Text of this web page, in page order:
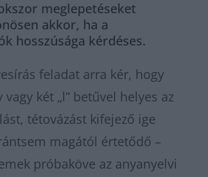
meglepetéseket
akkor, ha a
hosszúsága kérdéses.
feladat arra kér, hogy
két „l” betűvel helyes az
tétovázást kifejező ige
magától értetődő –
próbaköve az anyanyelvi